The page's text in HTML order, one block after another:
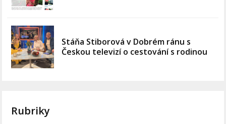
Stáňa Stiborová v Dobrém ránu s
Českou televizí o cestování s rodinou
Rubriky